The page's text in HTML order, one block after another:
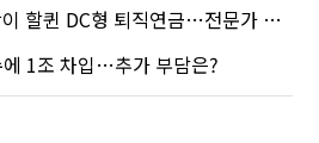
퀸 DC형 퇴직연금…전문가 조언은
1조 차입…추가 부담은?